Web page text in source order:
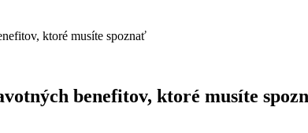
ktoré musíte spoznať
benefitov, ktoré musíte